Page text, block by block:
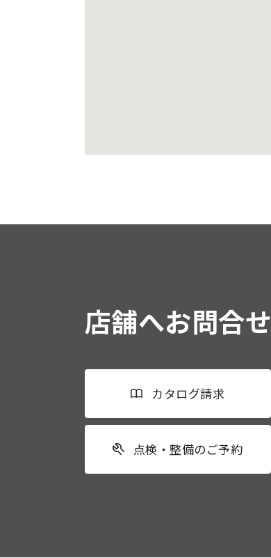
店舗へお問合せ
カタログ請求
点検・整備のご予約